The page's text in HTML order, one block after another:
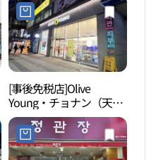
[事後免税店]Olive
Young・チョナン（天
安）駅店(올리브영 천안
역점)